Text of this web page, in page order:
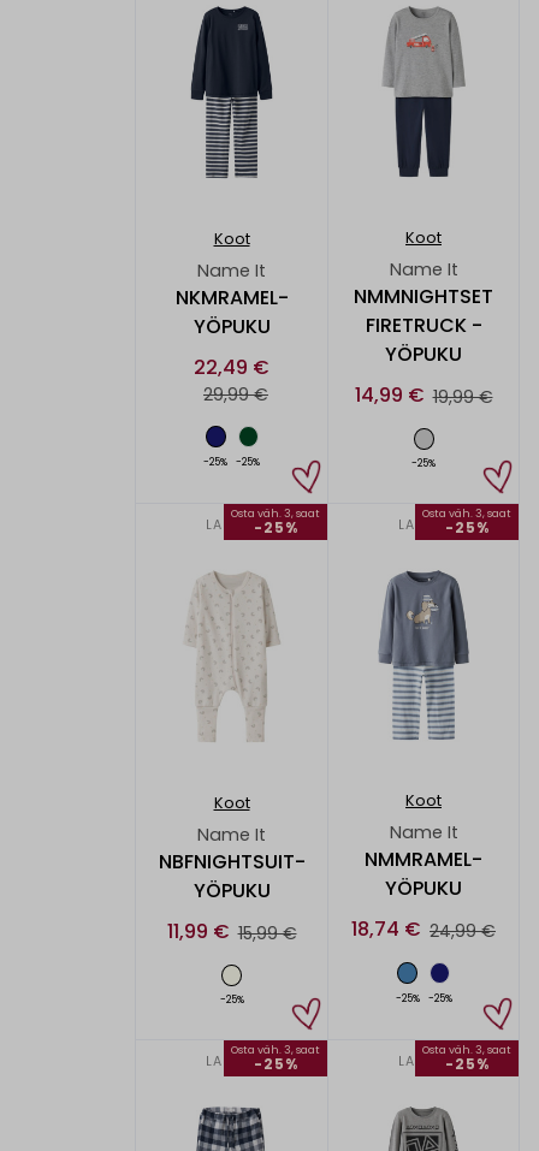
Koot
Name It
NKMRAMEL-
YÖPUKU
22,49 €
29,99 €
-25% -25%
Koot
Name It
NMMNIGHTSET
FIRETRUCK -
YÖPUKU
14,99 € 19,99 €
-25%
LAPSET
Osta väh. 3, saat
-25%
Koot
Name It
NBFNIGHTSUIT-
YÖPUKU
11,99 € 15,99 €
-25%
LAPSET
Osta väh. 3, saat
-25%
Koot
Name It
NMMRAMEL-
YÖPUKU
18,74 € 24,99 €
-25% -25%
LAPSET
Osta väh. 3, saat
-25% LAPSET
Osta väh. 3, saat
-25%